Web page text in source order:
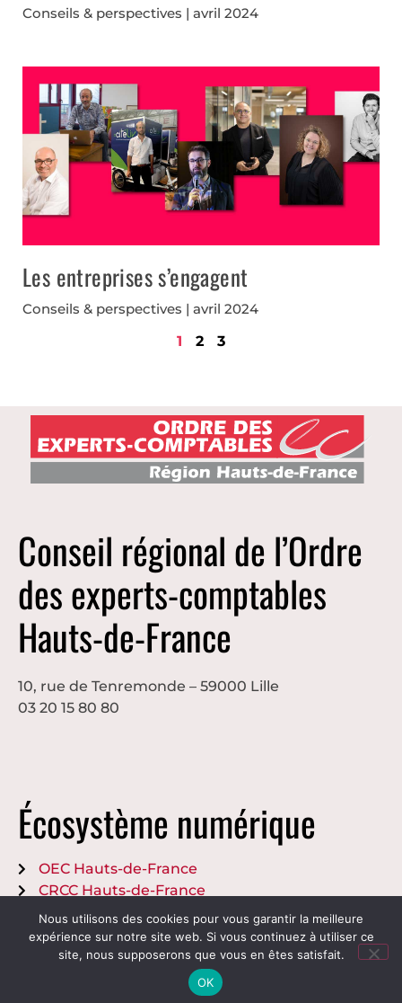
Conseils & perspectives avril 2024
Les entreprises s’engagent
Conseils & perspectives
avril 2024
1
2 3
Conseil régional de l’Ordre
des experts-comptables
Hauts-de-France
10, rue de Tenremonde – 59000 Lille
03 20 15 80 80
Écosystème numérique
OEC Hauts-de-France
CRCC Hauts-de-France
Crédits et mentions légales
Agence Mixte
Nous utilisons des cookies pour vous garantir la meilleure
expérience sur notre site web. Si vous continuez à utiliser ce
site, nous supposerons que vous en êtes satisfait.
OK